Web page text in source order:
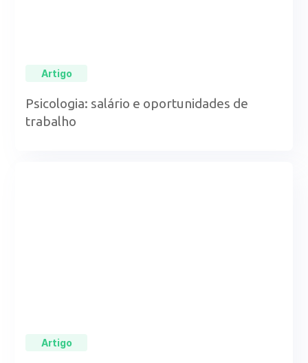
Artigo
Psicologia: salário e oportunidades de
trabalho
Artigo